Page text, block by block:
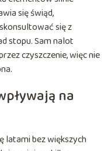
się świąd,
się z
stopu. Sam nalot
czyszczenie, więc nie
na
latami bez większych